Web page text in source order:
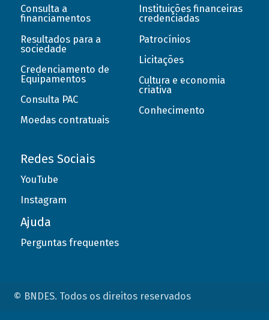
Consulta a
financiamentos
Resultados para a
sociedade
Credenciamento de
Equipamentos
Consulta PAC
Moedas contratuais
Instituições financeiras
credenciadas
Patrocínios
Licitações
Cultura e economia
criativa
Conhecimento
Redes Sociais
YouTube
Instagram
Ajuda
Perguntas frequentes
© BNDES. Todos os direitos reservados